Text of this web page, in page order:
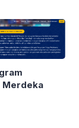
Merdeka